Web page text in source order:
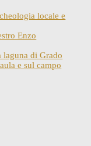
locale e
Enzo
laguna di Grado
e sul campo